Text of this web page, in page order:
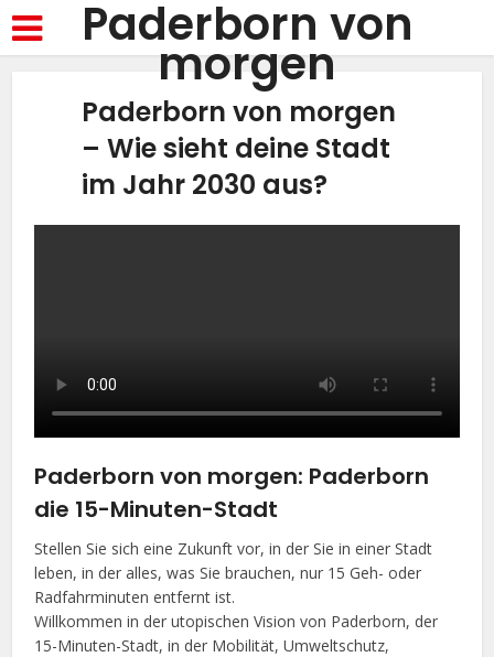
Paderborn von
morgen
Paderborn von morgen
– Wie sieht deine Stadt
im Jahr 2030 aus?
Paderborn von morgen: Paderborn
die 15-Minuten-Stadt
Stellen Sie sich eine Zukunft vor, in der Sie in einer Stadt
leben, in der alles, was Sie brauchen, nur 15 Geh- oder
Radfahrminuten entfernt ist.
Willkommen in der utopischen Vision von Paderborn, der
15-Minuten-Stadt, in der Mobilität, Umweltschutz,